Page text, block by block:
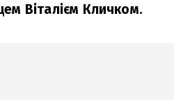
Віталієм Кличком.